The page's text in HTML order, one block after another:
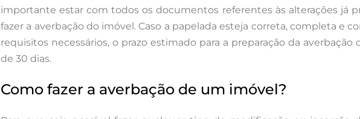
importante estar com todos os documentos referentes às alterações já
fazer a averbação do imóvel. Caso a papelada esteja correta, completa e
requisitos necessários, o prazo estimado para a preparação da averbação
de 30 dias.
Como fazer a averbação de um imóvel?